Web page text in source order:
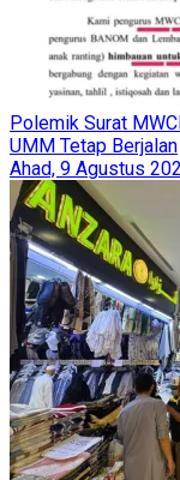
Polemik Surat
UMM Tetap Berjalan
Ahad, 9 Agustus